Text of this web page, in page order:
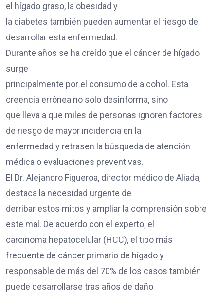
el hígado graso, la obesidad y
la diabetes también pueden aumentar el riesgo de
desarrollar esta enfermedad.
Durante años se ha creído que el cáncer de hígado
surge
principalmente por el consumo de alcohol. Esta
creencia errónea no solo desinforma, sino
que lleva a que miles de personas ignoren factores
de riesgo de mayor incidencia en la
enfermedad y retrasen la búsqueda de atención
médica o evaluaciones preventivas.
El Dr. Alejandro Figueroa, director médico de Aliada,
destaca la necesidad urgente de
derribar estos mitos y ampliar la comprensión sobre
este mal. De acuerdo con el experto, el
carcinoma hepatocelular (HCC), el tipo más
frecuente de cáncer primario de hígado y
responsable de más del 70% de los casos también
puede desarrollarse tras años de daño